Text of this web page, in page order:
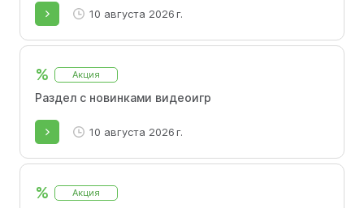
10 августа 2026 г.
% Акция
Раздел с новинками видеоигр
10 августа 2026 г.
% Акция